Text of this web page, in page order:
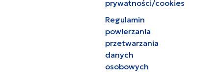
prywatności/cookies
Regulamin
powierzania
przetwarzania
danych
osobowych